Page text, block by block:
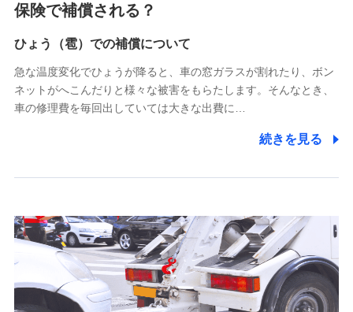
被紹介者への連絡、及び当社と取引のあるもしくは委託を受
けている保険会社・提携会社の保険その他に関する情報を提
供し、金融商品等の契約を勧奨するため
アンケートやキャンペーン等の実施のため
上記に係る連絡・手続き・管理等付帯業務を行うため
5.通話録音にて取得する情報
7.社員（従業者）の個人情報
人事･勤怠･健康・労務等の管理、給与支給、福利厚生・採用
退職関連処理等の各種手続きのため、当社と従業員または従
業員同士の連絡のため
保険で補償される？
ひょう（雹）での補償について
急な温度変化でひょうが降ると、車の窓ガラスが割れたり、ボン
ネットがへこんだりと様々な被害をもらたします。そんなとき、
車の修理費を毎回出していては大きな出費に…
続きを見る